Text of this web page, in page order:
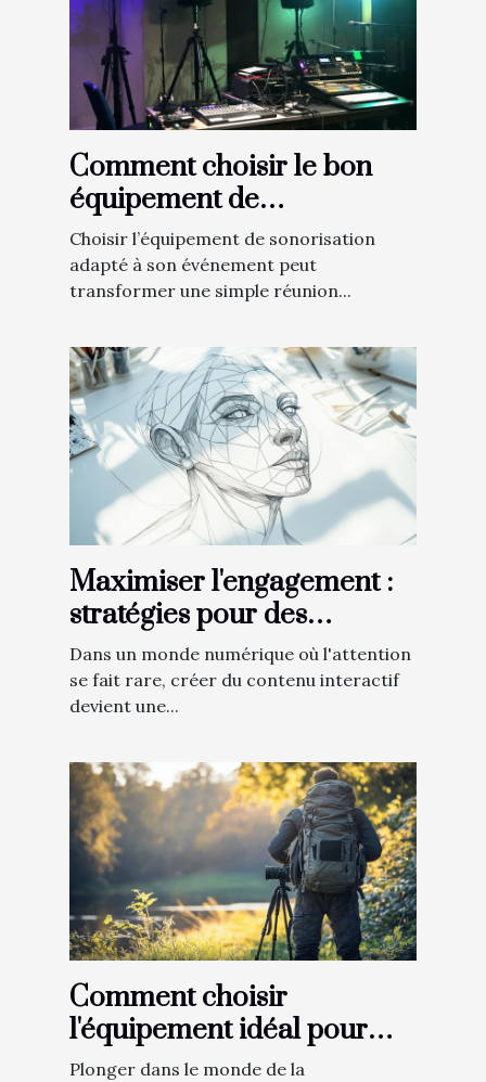
Comment choisir le bon
équipement de
sonorisation pour votre
événement ?
Choisir l’équipement de sonorisation
adapté à son événement peut
transformer une simple réunion...
Maximiser l'engagement :
stratégies pour des
contenus interactifs
Dans un monde numérique où l'attention
se fait rare, créer du contenu interactif
devient une...
Comment choisir
l'équipement idéal pour
débuter en photographie ?
Plonger dans le monde de la